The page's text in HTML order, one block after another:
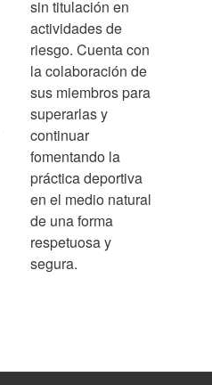
sin titulación en
actividades de
riesgo. Cuenta con
la colaboración de
sus miembros para
superarlas y
continuar
fomentando la
práctica deportiva
en el medio natural
de una forma
respetuosa y
segura.